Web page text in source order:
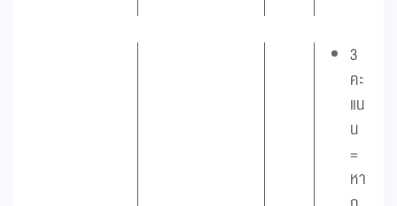
3
คะ
แน
น
=
หา